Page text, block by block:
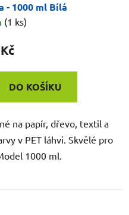
- 1000 ml Bílá
(1 ks)
DO KOŠÍKU
na papír, dřevo, textil a
v PET láhvi. Skvělé pro
1000 ml.